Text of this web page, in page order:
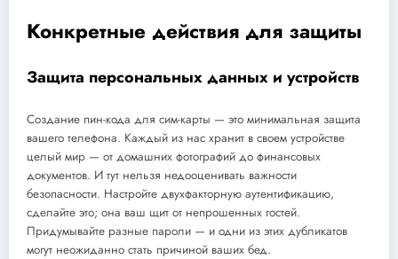
Конкретные действия для защиты
Защита персональных данных и устройств
Создание пин-кода для сим-карты — это минимальная защита
вашего телефона. Каждый из нас хранит в своем устройстве
целый мир — от домашних фотографий до финансовых
документов. И тут нельзя недооценивать важности
безопасности. Настройте двухфакторную аутентификацию,
сделайте это; она ваш щит от непрошенных гостей.
Придумывайте разные пароли — и одни из этих дубликатов
могут неожиданно стать причиной ваших бед.